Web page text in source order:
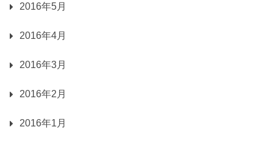
2016年5月
2016年4月
2016年3月
2016年2月
2016年1月